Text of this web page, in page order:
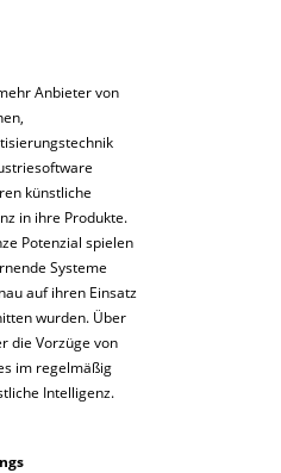
Anbieter von
künstliche
in ihre Produkte.
Potenzial spielen
Systeme
auf ihren Einsatz
wurden. Über
die Vorzüge von
im regelmäßig
Intelligenz.